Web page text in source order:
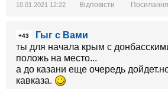
10.01.2021 12:22 Відповісти Посилання
+43
Гыг с Вами
ты для начала крым с
положь на место...
а до казани еще очередь
кавказа.